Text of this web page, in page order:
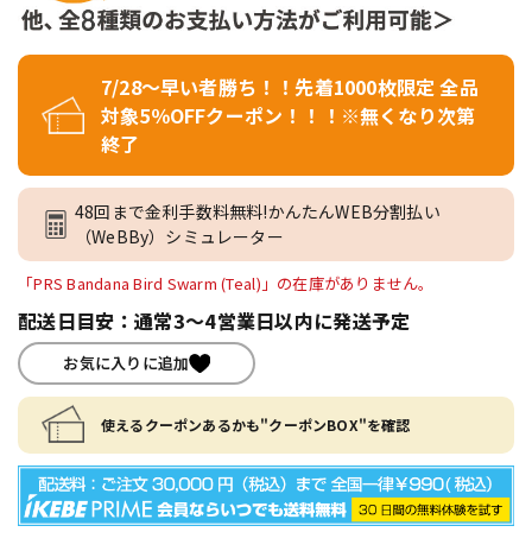
7/28～早い者勝ち！！先着1000枚限定 全品
対象5％OFFクーポン！！！※無くなり次第
終了
48回まで金利手数料無料!かんたんWEB分割払い
（WeBBy）シミュレーター
「PRS Bandana Bird Swarm (Teal)」の在庫がありません。
配送日目安：通常3～4営業日以内に発送予定
お気に入りに追加
使えるクーポンあるかも"クーポンBOX"を確認